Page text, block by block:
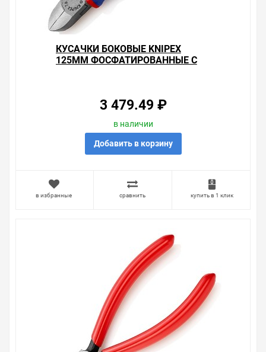
КУСАЧКИ БОКОВЫЕ KNIPEX
125ММ ФОСФАТИРОВАННЫЕ С
3 479.49 ₽
в наличии
Добавить в корзину
в избранные сравнить купить в 1 клик